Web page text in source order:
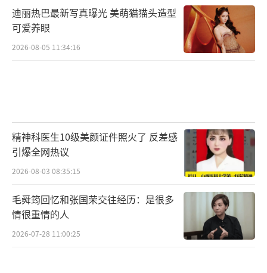
月子中心费用约30000-100000元，居家月
嫂服务约8000-20000元。新生儿用品如奶粉、
尿不湿、衣物等首月支出约2000-5000元。产后
康复治疗如盆底肌修复、腹直肌修复等约3000-
迪丽热巴最新写真曝光 美萌猫猫头造型
可爱养眼
2026-08-05 11:34:16
精神科医生10级美颜证件照火了 反差感
引爆全网热议
2026-08-03 08:35:15
毛舜筠回忆和张国荣交往经历：是很多
情很重情的人
2026-07-28 11:00:25